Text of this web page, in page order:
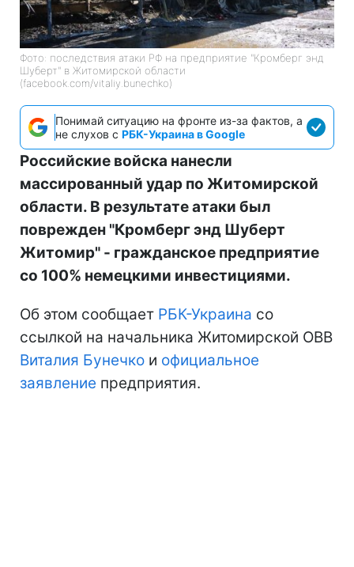
Фото: последствия атаки РФ на предприятие "Кромберг энд
Шуберт" в Житомирской области
(facebook.com/vitaliy.bunechko)
Понимай ситуацию на фронте из-за фактов, а
не слухов с РБК-Украина в Google
Российские войска нанесли
массированный удар по Житомирской
области. В результате атаки был
поврежден "Кромберг энд Шуберт
Житомир" - гражданское предприятие
со 100% немецкими инвестициями.
Об этом сообщает РБК-Украина со
ссылкой на начальника Житомирской ОВВ
Виталия Бунечко и официальное
заявление предприятия.